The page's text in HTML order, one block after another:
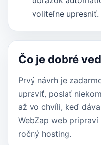
voliteľne upresniť.
Čo je dobré
Prvý návrh je
upraviť, poslať
až vo chvíli, keď
WebZap web
ročný hosting.